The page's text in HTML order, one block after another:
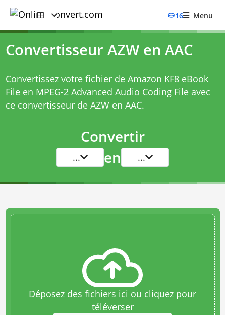
16 Menu
Convertisseur AZW en AAC
Convertissez votre fichier de Amazon KF8 eBook
File en MPEG-2 Advanced Audio Coding File avec
ce convertisseur de AZW en AAC.
Convertir
... en ...
Déposez des fichiers ici ou cliquez pour
téléverser